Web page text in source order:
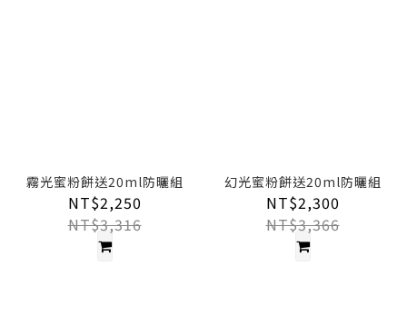
霧光蜜粉餅送20ml防曬組
NT$2,250
NT$3,316
幻光蜜粉餅送20ml防曬組
NT$2,300
NT$3,366